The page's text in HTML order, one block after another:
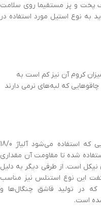
پخت و پز مستقیما روی سلامت
به نوع استیل مورد استفاده در
میزان کروم آن نیز کم است به
که لبه‌های نرمی دارند
یکی از ارزان‌ترین و رایج‌ترین استنلس‌هایی که استفاده می‌شود آلیاژ 18/0
از 18 درصد کروم استفاده شده تا مقاومت آن مقداری
نیکل است. از طرفی دیگر به دلیل
این نوع استنلس نیز مناسب
در تولید قاشق چنگال‌ها و
است.